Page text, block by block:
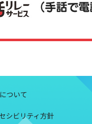
ついて
シビリティ方針